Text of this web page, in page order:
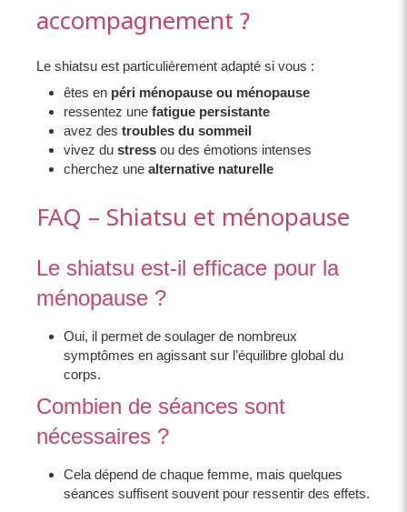
accompagnement ?
Le shiatsu est particulièrement adapté si vous :
êtes en péri ménopause ou ménopause
ressentez une fatigue persistante
avez des troubles du sommeil
vivez du stress ou des émotions intenses
cherchez une alternative naturelle
FAQ – Shiatsu et ménopause
Le shiatsu est-il efficace pour la
ménopause ?
Oui, il permet de soulager de nombreux
symptômes en agissant sur l’équilibre global du
corps.
Combien de séances sont
nécessaires ?
Cela dépend de chaque femme, mais quelques
séances suffisent souvent pour ressentir des effets.